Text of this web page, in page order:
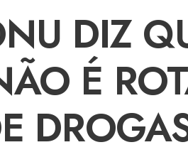
DIZ
É